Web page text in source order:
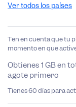
Ver todos los países
Ten en cuenta que tu
momento en que
Obtienes 1 GB en
agote primero
Tienes 60 días para